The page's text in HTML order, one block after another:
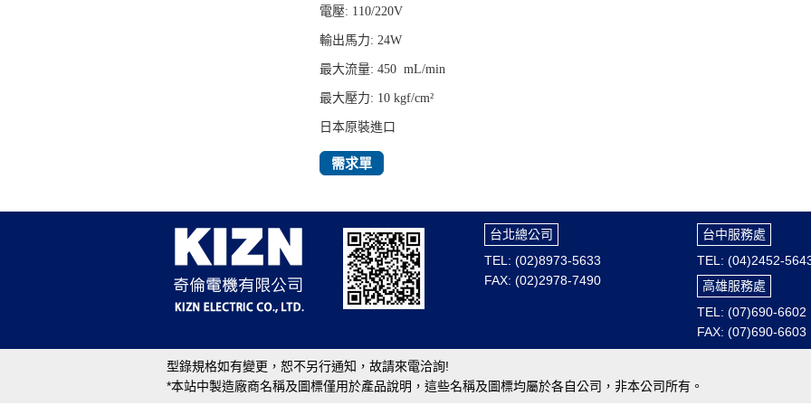
電壓: 110/220V
輸出馬力: 24W
最大流量: 450 mL/min
最大壓力: 10 kgf/cm²
日本原裝進口
需求單
台北總公司
TEL: (02)8973-5633
FAX: (02)2978-7490
台中服務處
TEL: (04)2452-
高雄服務處
TEL: (07)690-6602
FAX: (07)690-6603
型錄規格如有變更，恕不另行通知，故請來電洽詢!
*本站中製造廠商名稱及圖標僅用於產品說明，這些名稱及圖標均屬於各自公司，非本公司所有。